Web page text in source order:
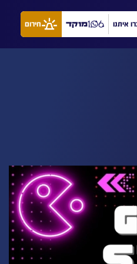
איתנו מוקד חירום